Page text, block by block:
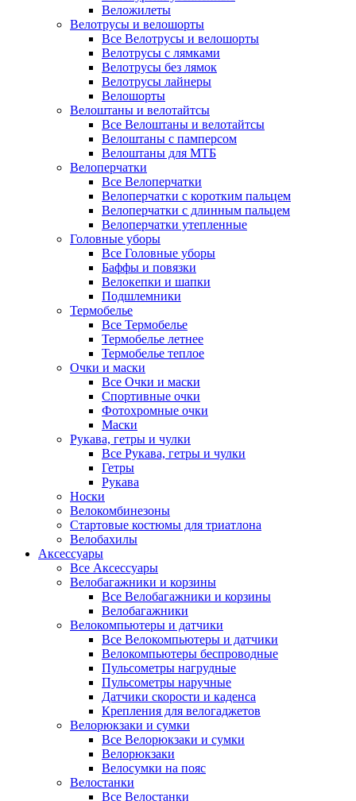
Веложилеты
Велотрусы и велошорты
Все Велотрусы и велошорты
Велотрусы с лямками
Велотрусы без лямок
Велотрусы лайнеры
Велошорты
Велоштаны и велотайтсы
Все Велоштаны и велотайтсы
Велоштаны с памперсом
Велоштаны для МТБ
Велоперчатки
Все Велоперчатки
Велоперчатки с коротким пальцем
Велоперчатки с длинным пальцем
Велоперчатки утепленные
Головные уборы
Все Головные уборы
Баффы и повязки
Велокепки и шапки
Подшлемники
Термобелье
Все Термобелье
Термобелье летнее
Термобелье теплое
Очки и маски
Все Очки и маски
Спортивные очки
Фотохромные очки
Маски
Рукава, гетры и чулки
Все Рукава, гетры и чулки
Гетры
Рукава
Носки
Велокомбинезоны
Стартовые костюмы для триатлона
Велобахилы
Аксессуары
Все Аксессуары
Велобагажники и корзины
Все Велобагажники и корзины
Велобагажники
Велокомпьютеры и датчики
Все Велокомпьютеры и датчики
Велокомпьютеры беспроводные
Пульсометры нагрудные
Пульсометры наручные
Датчики скорости и каденса
Крепления для велогаджетов
Велорюкзаки и сумки
Все Велорюкзаки и сумки
Велорюкзаки
Велосумки на пояс
Велостанки
Все Велостанки